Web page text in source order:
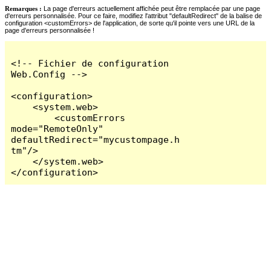
Remarques : La page d'erreurs actuellement affichée peut être remplacée par une page
d'erreurs personnalisée. Pour ce faire, modifiez l'attribut "defaultRedirect" de la balise de
configuration <customErrors> de l'application, de sorte qu'il pointe vers une URL de la
page d'erreurs personnalisée !
<!-- Fichier de configuration
Web.Config -->
<configuration>
    <system.web>
        <customErrors
mode="RemoteOnly"
defaultRedirect="mycustompage.h
tm"/>
    </system.web>
</configuration>